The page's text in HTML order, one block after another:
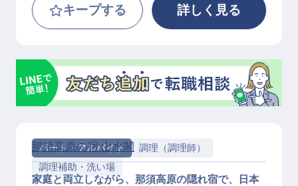
キープする 詳しく見る
パート・アルバイト
調理（調理師）
調理補助・洗い場
那須高原の宿 山水閣
家庭と両立しながら、那須高原の隠れ宿で、日本